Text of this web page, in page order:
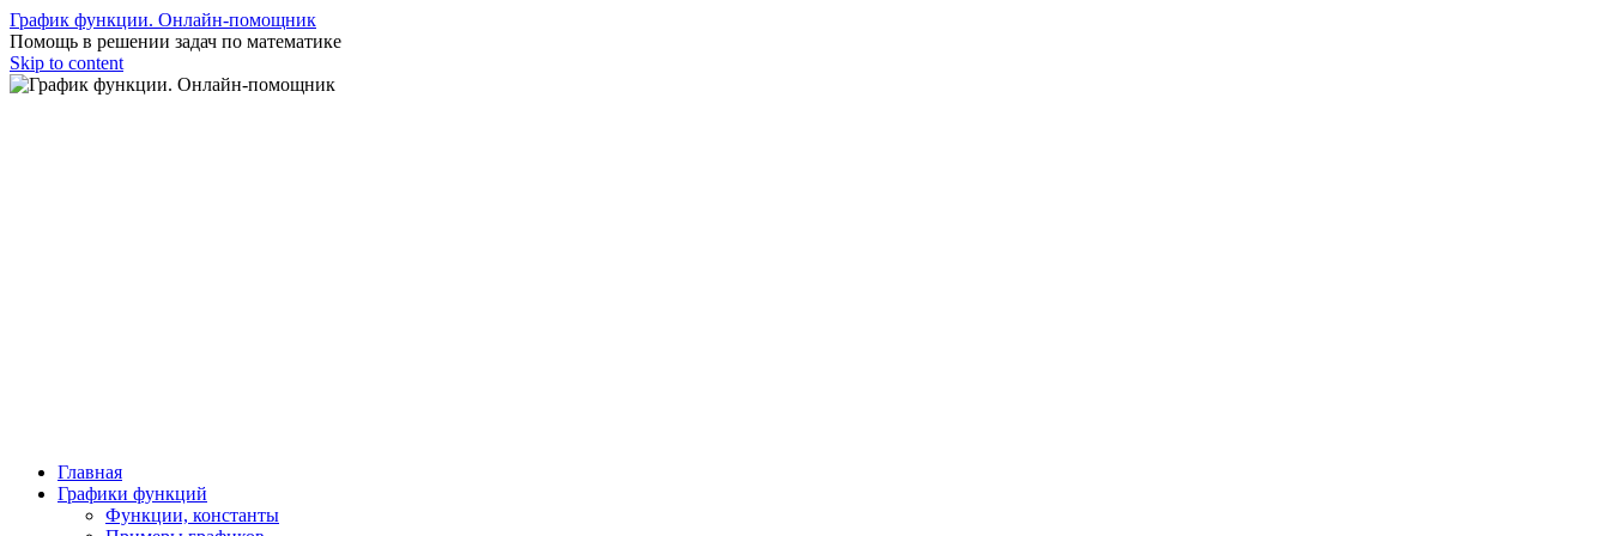
График функции. Онлайн-помощник
Помощь в решении задач по математике
Skip to content
Главная
Графики функций
Функции, константы